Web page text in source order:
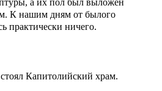
а их пол был выложен
К нашим дням от былого
практически ничего.
Капитолийский храм.